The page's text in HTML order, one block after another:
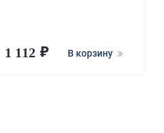
1 112 В корзину